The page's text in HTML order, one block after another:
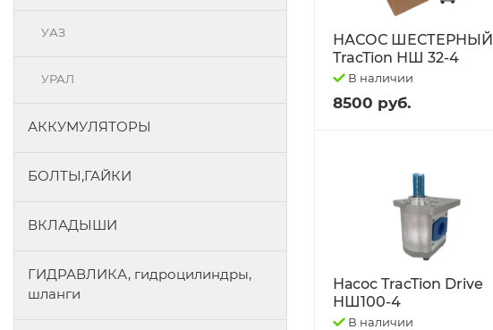
УАЗ
УРАЛ
АККУМУЛЯТОРЫ
БОЛТЫ,ГАЙКИ
ВКЛАДЫШИ
ГИДРАВЛИКА, гидроцилиндры,
шланги
НАСОС ШЕСТЕРНЫЙ
TracTion НШ 32-4
В наличии
8500 руб.
Насос TracTion Drive
НШ100-4
В наличии